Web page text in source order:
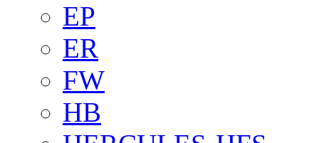
EP
ER
FW
HB